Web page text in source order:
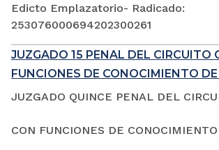
Edicto Emplazatorio- Radicado:
253076000694202300261
JUZGADO 15 PENAL DEL CIRCUITO
FUNCIONES DE CONOCIMIENTO
JUZGADO QUINCE PENAL DEL
CON FUNCIONES DE